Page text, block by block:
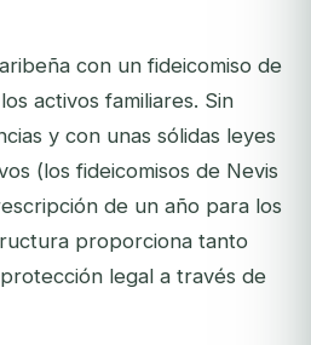
con un fideicomiso de
activos familiares. Sin
y con unas sólidas leyes
(los fideicomisos de Nevis
de un año para los
proporciona tanto
legal a través de